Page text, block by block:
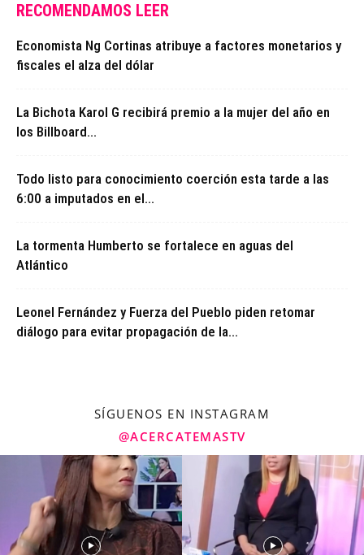
RECOMENDAMOS LEER
Economista Ng Cortinas atribuye a factores monetarios y
fiscales el alza del dólar
La Bichota Karol G recibirá premio a la mujer del año en
los Billboard...
Todo listo para conocimiento coerción esta tarde a las
6:00 a imputados en el...
La tormenta Humberto se fortalece en aguas del
Atlántico
Leonel Fernández y Fuerza del Pueblo piden retomar
diálogo para evitar propagación de la...
SÍGUENOS EN INSTAGRAM
@ACERCATEMASTV